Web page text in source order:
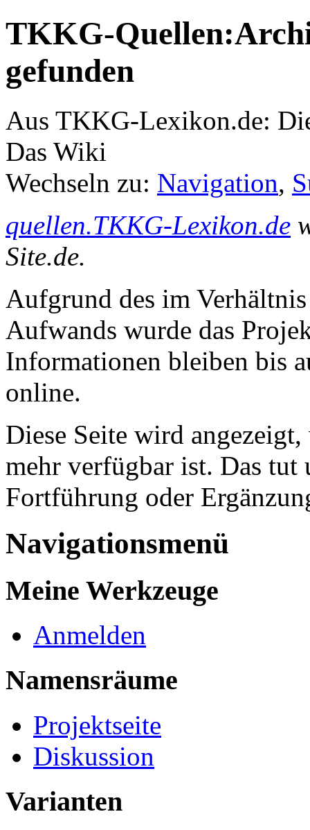
TKKG-
gefunden
Aus TKKG-Lexikon.de:
Das Wiki
Wechseln zu: Navigation,
quellen.TKKG-Lexikon.de
Site.de.
Aufgrund des im
Aufwands wurde das
Informationen bleiben bis
online.
Diese Seite wird
mehr verfügbar ist. Das tut
Fortführung oder
Navigationsmenü
Meine Werkzeuge
Anmelden
Namensräume
Projektseite
Diskussion
Varianten